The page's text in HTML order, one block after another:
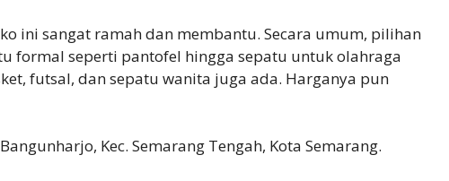
ini sangat ramah dan membantu. Secara umum, pilihan
formal seperti pantofel hingga sepatu untuk olahraga
futsal, dan sepatu wanita juga ada. Harganya pun
Kec. Semarang Tengah, Kota Semarang.